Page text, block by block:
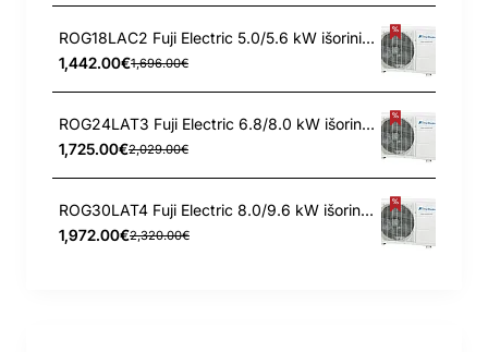
ROG18LAC2 Fuji Electric 5.0/5.6 kW išorinis blokas
1,442.00€1,696.00€
ROG24LAT3 Fuji Electric 6.8/8.0 kW išorinis blokas
1,725.00€2,029.00€
ROG30LAT4 Fuji Electric 8.0/9.6 kW išorinis blokas
1,972.00€2,320.00€